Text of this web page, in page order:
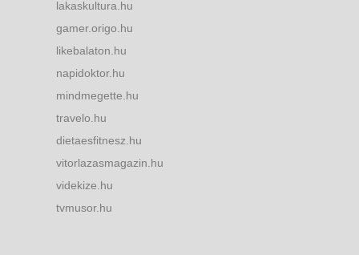
lakaskultura.hu
gamer.origo.hu
likebalaton.hu
napidoktor.hu
mindmegette.hu
travelo.hu
dietaesfitnesz.hu
vitorlazasmagazin.hu
videkize.hu
tvmusor.hu